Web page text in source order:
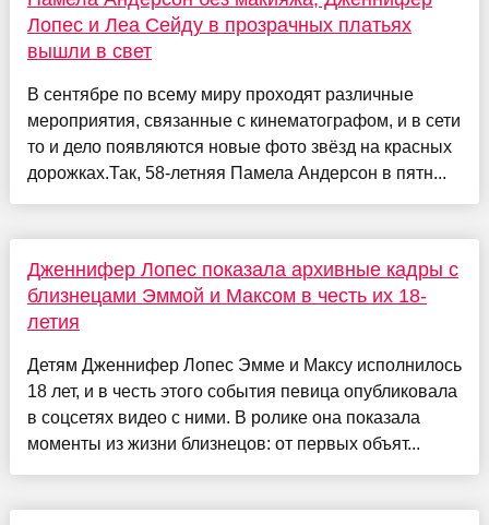
Лопес и Леа Сейду в прозрачных платьях
вышли в свет
В сентябре по всему миру проходят различные
мероприятия, связанные с кинематографом, и в сети
то и дело появляются новые фото звёзд на красных
дорожках.Так, 58-летняя Памела Андерсон в пятн...
Дженнифер Лопес показала архивные кадры с
близнецами Эммой и Максом в честь их 18-
летия
Детям Дженнифер Лопес Эмме и Максу исполнилось
18 лет, и в честь этого события певица опубликовала
в соцсетях видео с ними. В ролике она показала
моменты из жизни близнецов: от первых объят...